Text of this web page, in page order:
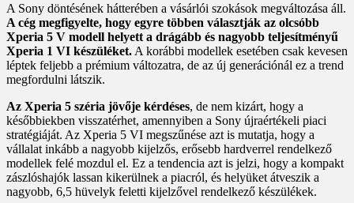
A Sony döntésének hátterében a vásárlói szokások megváltozása áll.
A cég megfigyelte, hogy egyre többen választják az olcsóbb
Xperia 5 V modell helyett a drágább és nagyobb teljesítményű
Xperia 1 VI készüléket. A korábbi modellek esetében csak kevesen
léptek feljebb a prémium változatra, de az új generációnál ez a trend
megfordulni látszik.
Az Xperia 5 széria jövője kérdéses, de nem kizárt, hogy a
későbbiekben visszatérhet, amennyiben a Sony újraértékeli piaci
stratégiáját. Az Xperia 5 VI megszűnése azt is mutatja, hogy a
vállalat inkább a nagyobb kijelzős, erősebb hardverrel rendelkező
modellek felé mozdul el. Ez a tendencia azt is jelzi, hogy a kompakt
zászlóshajók lassan kikerülnek a piacról, és helyüket átveszik a
nagyobb, 6,5 hüvelyk feletti kijelzővel rendelkező készülékek.